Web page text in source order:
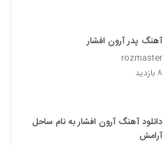
آهنگ پدر آرون افشار
rozmaster
۸ بازدید
دانلود آهنگ آرون افشار به نام ساحل
آرامش